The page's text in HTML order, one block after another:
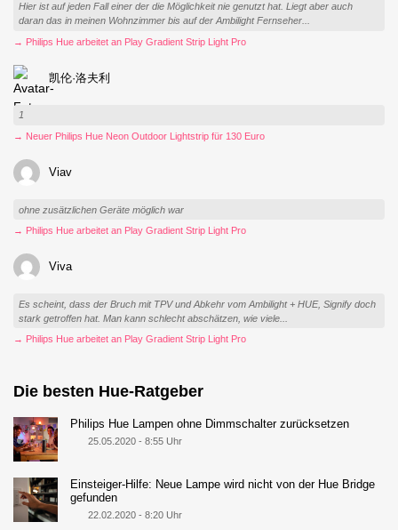
Hier ist auf jeden Fall einer der die Möglichkeit nie genutzt hat. Liegt aber auch
daran das in meinen Wohnzimmer bis auf der Ambilight Fernseher...
→ Philips Hue arbeitet an Play Gradient Strip Light Pro
凯伦·洛夫利
1
→ Neuer Philips Hue Neon Outdoor Lightstrip für 130 Euro
Viav
ohne zusätzlichen Geräte möglich war
→ Philips Hue arbeitet an Play Gradient Strip Light Pro
Viva
Es scheint, dass der Bruch mit TPV und Abkehr vom Ambilight + HUE, Signify doch
stark getroffen hat. Man kann schlecht abschätzen, wie viele...
→ Philips Hue arbeitet an Play Gradient Strip Light Pro
Die besten Hue-Ratgeber
Philips Hue Lampen ohne Dimmschalter zurücksetzen
25.05.2020 - 8:55 Uhr
Einsteiger-Hilfe: Neue Lampe wird nicht von der Hue Bridge
gefunden
22.02.2020 - 8:20 Uhr